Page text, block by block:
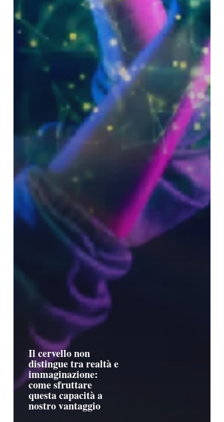
Il cervello non
distingue tra realtà e
immaginazione:
come sfruttare
questa capacità a
nostro vantaggio